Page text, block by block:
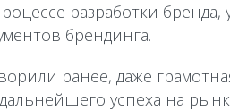
разработки
брендинга.
ранее, даже
успеха на